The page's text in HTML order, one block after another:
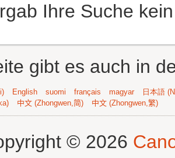
Ihre Suche
gibt es auch in
English suomi français magyar
日本語
中文 (Zhongwen,简) 中文 (Zhongwen,繁)
© 2026